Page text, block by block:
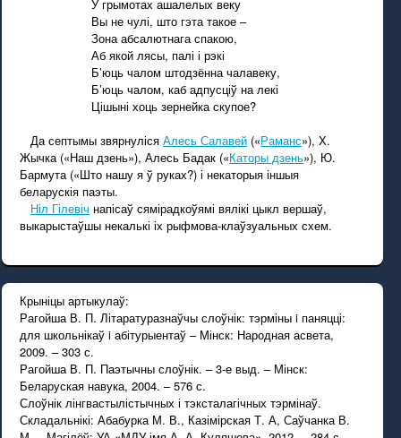
У грымотах ашалелых веку
Вы не чулі, што гэта такое –
Зона абсалютнага спакою,
Аб якой лясы, палі і рэкі
Б’юць чалом штодзённа чалавеку,
Б’юць чалом, каб адпусціў на лекі
Цішыні хоць зернейка скупое?
Да септымы звярнулісяАлесь Салавей («Раманс»), Х.
Жычка («Наш дзень»), Алесь Бадак («Каторы дзень»), Ю.
Бармута («Што нашу я ў руках?) і некаторыя іншыя
беларускія паэты.
Ніл Гілевіч напісаў сямірадкоўямі вялікі цыкл вершаў,
выкарыстаўшы некалькі іх рыфмова-клаўзуальных схем.
Крыніцы артыкулаў:
Рагойша В. П. Літаратуразнаўчы слоўнік: тэрміны i паняцці:
для школьнікаў i абітурыентаў – Мінск: Народная асвета,
2009. – 303 с.
Рагойша В. П. Паэтычны слоўнік. – 3-е выд. – Мінск:
Беларуская навука, 2004. – 576 с.
Слоўнік лінгвастылістычных і тэксталагічных тэрмінаў.
Складальнікі: Абабурка М. В., Казімірская Т. А, Саўчанка В.